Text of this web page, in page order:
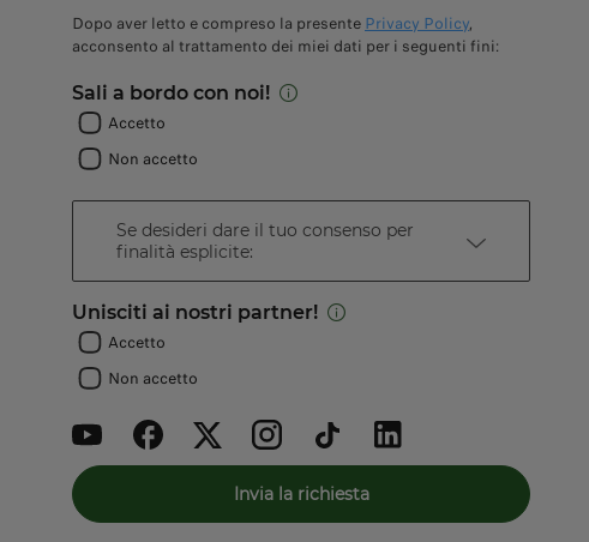
Dopo aver letto e compreso la presente Privacy Policy,
acconsento al trattamento dei miei dati per i seguenti fini:
Sali a bordo con noi!
Accetto
Non accetto
Se desideri dare il tuo consenso per
finalità esplicite:
Unisciti ai nostri partner!
Accetto
Non accetto
Invia la richiesta